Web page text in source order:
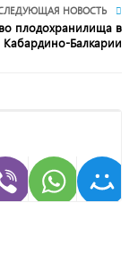
НОВОСТЬ
плодохранилища в
Кабардино-Балкарии